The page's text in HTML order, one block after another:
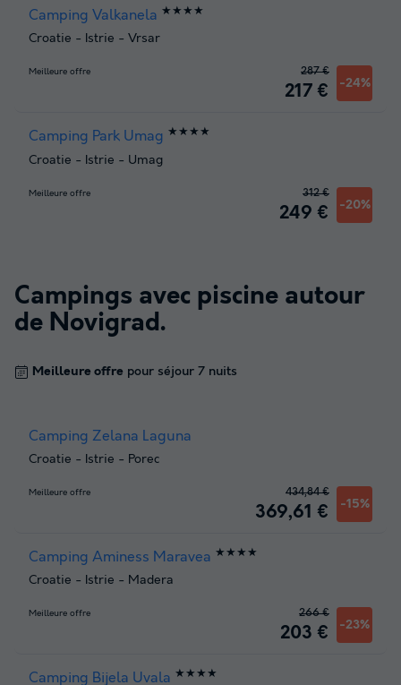
Camping Valkanela ★★★★
Croatie - Istrie - Vrsar
Meilleure offre
217 € -24%
287 €
Camping Park Umag ★★★★
Croatie - Istrie - Umag
Meilleure offre
249 € -20%
312 €
Campings avec piscine autour
de Novigrad.
Meilleure offre pour séjour 7 nuits
Camping Zelana Laguna
Croatie - Istrie - Porec
Meilleure offre
369,61 € -15%
434,84 €
Camping Aminess Maravea ★★★★
Croatie - Istrie - Madera
Meilleure offre
203 € -23%
266 €
Camping Bijela Uvala ★★★★